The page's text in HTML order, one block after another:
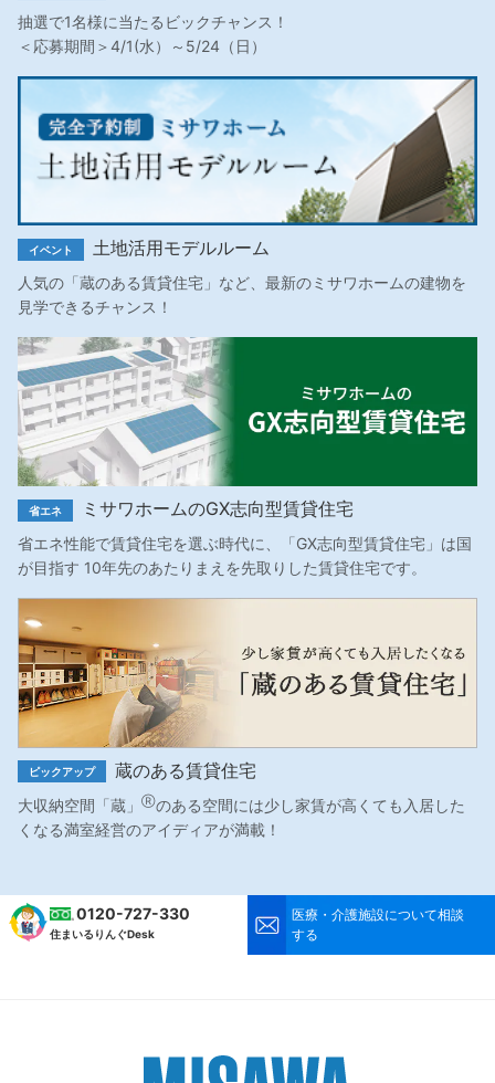
抽選で1名様に当たるビックチャンス！
＜応募期間＞4/1(水）～5/24（日）
イベント 土地活用モデルルーム
人気の「蔵のある賃貸住宅」など、最新のミサワホームの建物を
見学できるチャンス！
省エネ ミサワホームのGX志向型賃貸住宅
省エネ性能で賃貸住宅を選ぶ時代に、「GX志向型賃貸住宅」は国
が目指す 10年先のあたりまえを先取りした賃貸住宅です。
ピックアップ 蔵のある賃貸住宅
大収納空間「蔵」 Ⓡのある空間には少し家賃が高くても入居した
くなる満室経営のアイディアが満載！
0120-727-330
住まいるりんぐDesk
医療・介護施設について相談
する